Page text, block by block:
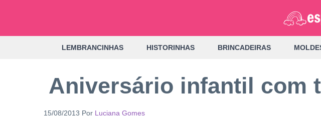
LEMBRANCINHAS HISTORINHAS BRINCADEIRAS
Aniversário infantil com
15/08/2013 Por Luciana Gomes